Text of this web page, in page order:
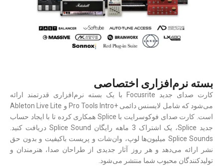
بسته نرم‌افزاری اختصاصی
کارت صدای جدید Focusrite با یک بسته نرم‌افزاری قدرتمند ارائه
می‌شود که شامل لایسنس دائمی +Pro Tools Intro و Ableton Live Lite
است. کارت صدای فوکوسرایت با Splice همکاری کرده تا با ایجاد حساب
جدید Splice، یک اشتراک 3 ماهه رایگان Splice Sound دریافت کنید.
Splice Sounds میلیون‌ها لوپ، وان‌شات و پریست باکیفیت و بدون حق
نشر ارائه می‌دهد و هر روز آثار جدیدی از طراحان صدا، هنرمندان و
تولیدکنندگان محبوب شما منتشر می‌شود.